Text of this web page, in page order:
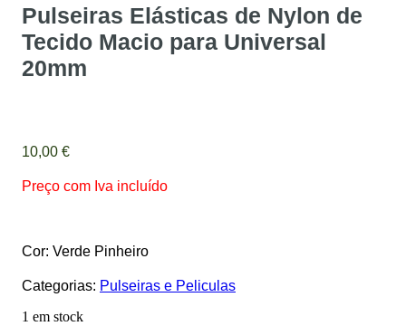
Pulseiras Elásticas de Nylon de
Tecido Macio para Universal
20mm
10,00 €
Preço com Iva incluído
Cor: Verde Pinheiro
Categorias: Pulseiras e Peliculas
1 em stock